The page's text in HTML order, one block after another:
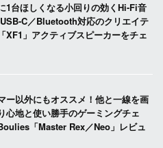
1台ほしくなる小回りの効くHi-Fi音
C／Bluetooth対応のクリエイテ
XF1」アクティブスピーカーをチェ
ー以外にもオススメ！他と一線を画
心地と使い勝手のゲーミングチェ
「Master Rex／Neo」レビュ